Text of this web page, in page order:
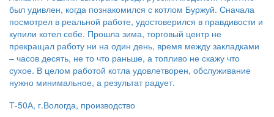
был удивлен, когда познакомился с котлом Буржуй. Сначала
посмотрел в реальной работе, удостоверился в правдивости и
купили котел себе. Прошла зима, торговый центр не
прекращал работу ни на один день, время между закладками
– часов десять, не то что раньше, а топливо не скажу что
сухое. В целом работой котла удовлетворен, обслуживание
нужно минимальное, а результат радует.
Т-50А, г.Вологда, производство